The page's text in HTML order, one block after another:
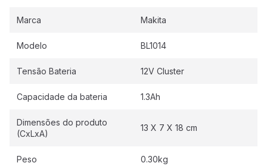
Marca Makita
Modelo BL1014
Tensão Bateria 12V Cluster
Capacidade da bateria 1.3Ah
Dimensões do produto
(CxLxA)
13 X 7 X 18 cm
Peso 0.30kg